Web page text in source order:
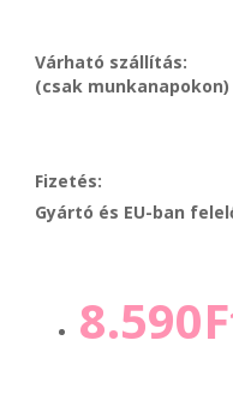
Várható szállítás:
(csak munkanapokon)
Fizetés:
Gyártó és EU-ban